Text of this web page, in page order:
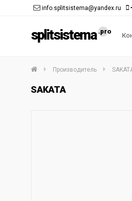
splitsistema
info.splitsistema@yandex.ru
Производитель
SAKATA